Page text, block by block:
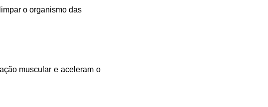
o organismo das
muscular e aceleram o